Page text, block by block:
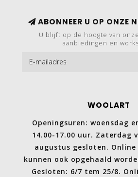
ABONNEER U OP ONZE
U blijft op de hoogte van
aanbiedingen en
WOOLART
Openingsuren: woensdag
14.00-17.00 uur. Zaterdag
augustus gesloten.
kunnen ook opgehaald
Gesloten: 6/7 tem 25/8.